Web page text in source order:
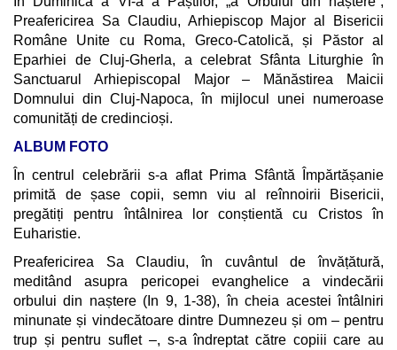
Preafericirea Sa Claudiu, Arhiepiscop Major al Bisericii
Române Unite cu Roma, Greco-Catolică, și Păstor al
Eparhiei de Cluj-Gherla, a celebrat Sfânta Liturghie în
Sanctuarul Arhiepiscopal Major – Mănăstirea Maicii
Domnului din Cluj-Napoca, în mijlocul unei numeroase
comunități de credincioși.
ALBUM FOTO
În centrul celebrării s-a aflat Prima Sfântă Împărtășanie
primită de șase copii, semn viu al reînnoirii Bisericii,
pregătiți pentru întâlnirea lor conștientă cu Cristos în
Euharistie.
Preafericirea Sa Claudiu, în cuvântul de învățătură,
meditând asupra pericopei evanghelice a vindecării
orbului din naștere (In 9, 1-38), în cheia acestei întâlniri
minunate și vindecătoare dintre Dumnezeu și om – pentru
trup și pentru suflet –, s-a îndreptat către copiii care au